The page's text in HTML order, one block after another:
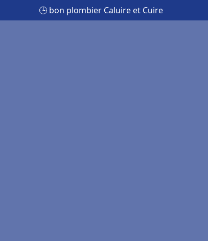
🕒 bon plombier Caluire et Cuire